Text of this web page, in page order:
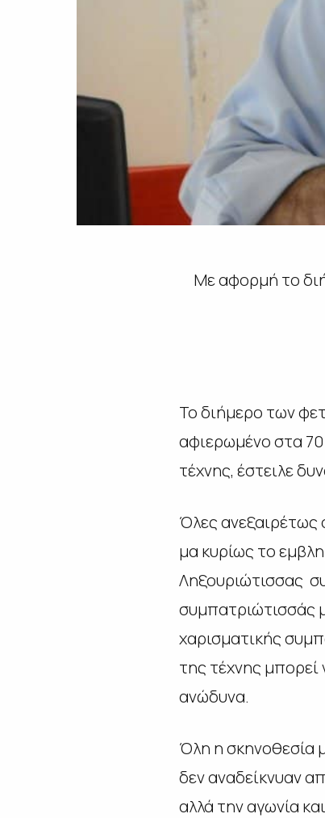
Με αφορμή το
Το διήμερο των
αφιερωμένο στα 70
τέχνης, έστειλε
Όλες ανεξαιρέτως
μα κυρίως το
Ληξουριώτισσας
συμπατριώτισσάς
χαρισματικής
της τέχνης μπορεί
ανώδυνα.
Όλη η σκηνοθεσία
δεν αναδείκνυαν
αλλά την αγωνία